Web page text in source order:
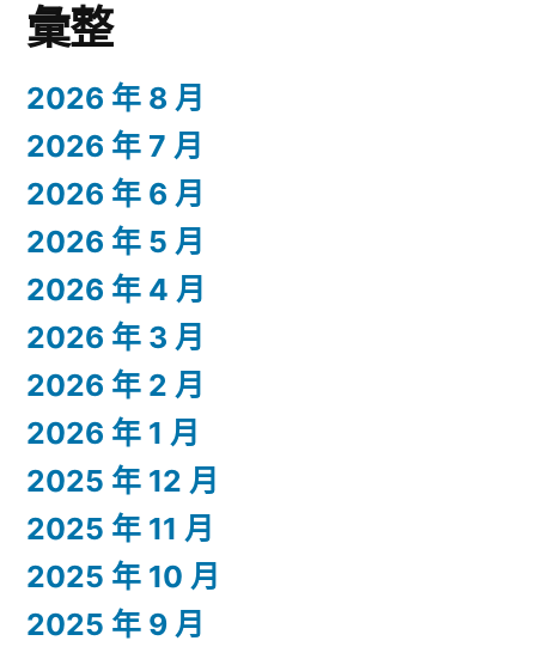
彙整
2026 年 8 月
2026 年 7 月
2026 年 6 月
2026 年 5 月
2026 年 4 月
2026 年 3 月
2026 年 2 月
2026 年 1 月
2025 年 12 月
2025 年 11 月
2025 年 10 月
2025 年 9 月